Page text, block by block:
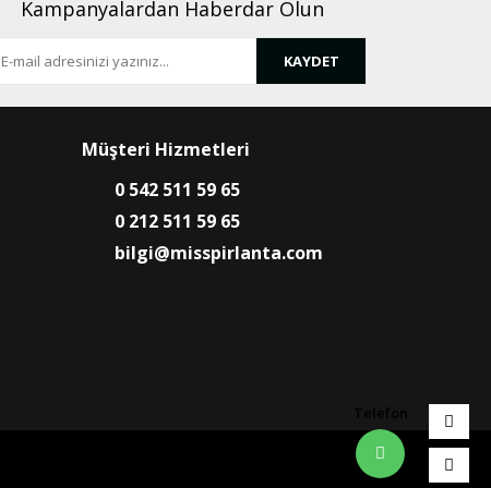
Kampanyalardan Haberdar Olun
KAYDET
Müşteri Hizmetleri
0 542 511 59 65
0 212 511 59 65
bilgi@misspirlanta.com